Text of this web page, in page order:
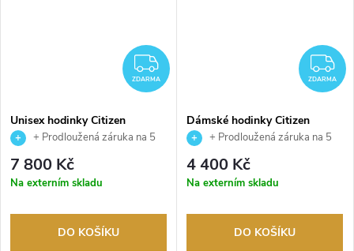
ZDARMA
ZDARMA
Unisex hodinky Citizen
NJ0200-50W
+ Prodloužená záruka na 5
let. Až 100 dní na vrácení zboží.
Autorizovaný prodejce.
7 800 Kč
Na externím skladu
DO KOŠÍKU
ZDARMA
Dámské hodinky Citizen
FE6121-67L
+ Prodloužená záruka na 5
let. Až 100 dní na vrácení zboží.
Autorizovaný prodejce.
4 400 Kč
Na externím skladu
DO KOŠÍKU